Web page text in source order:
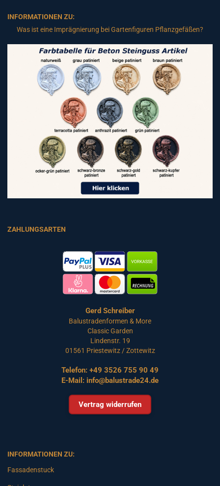
INFORMATIONEN ZU:
Was ist eine Imprägnierung bei Gartenfiguren Pflanzgefäßen?
ZAHLUNGSARTEN
Gerd Schreiber
Balustradenformen & More
Classic Garden
Lindenstr. 19
01561 Priestewitz / Zottewitz
Telefon: +49 3526 755 90 49
E-Mail: info@balustrade24.de
Vertrag widerrufen
INFORMATIONEN ZU:
Fassadenstuck